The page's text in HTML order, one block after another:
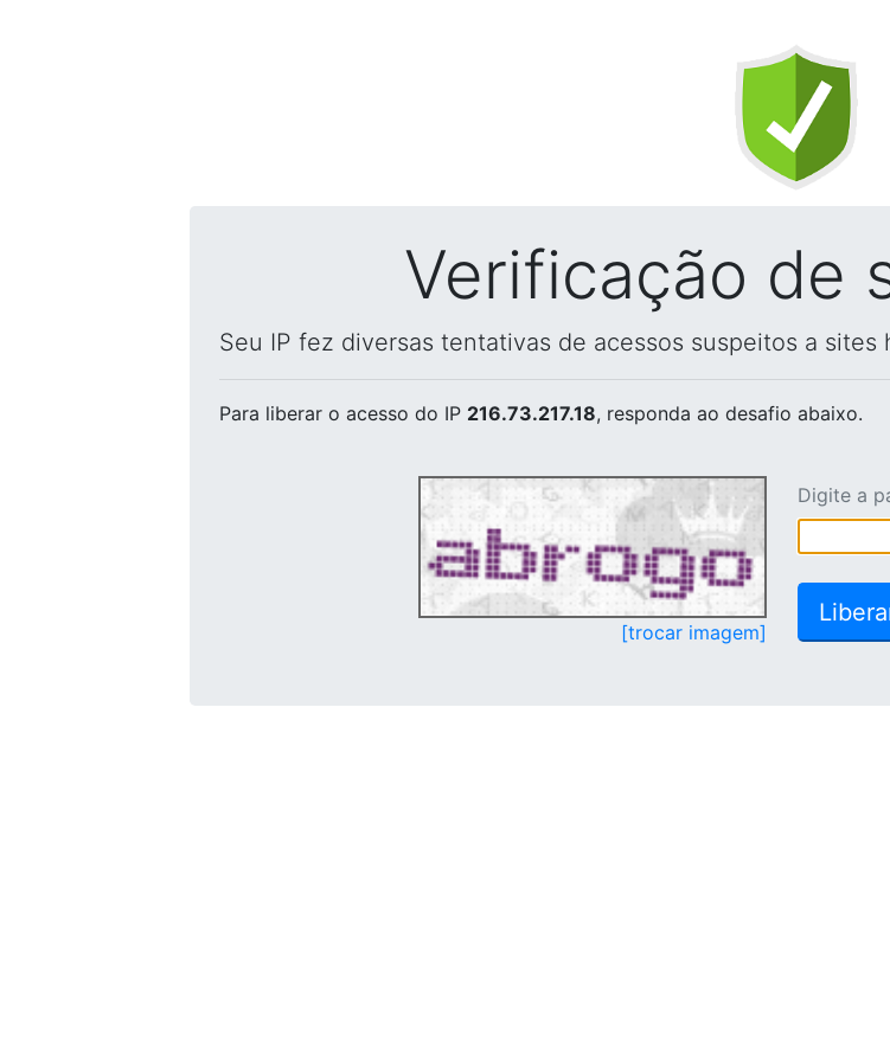
Verificação de
Seu IP fez diversas tentativas de acessos suspeitos a sites
Para liberar o acesso do IP 216.73.217.18, responda ao desafio abaixo.
[trocar imagem]
Digite a